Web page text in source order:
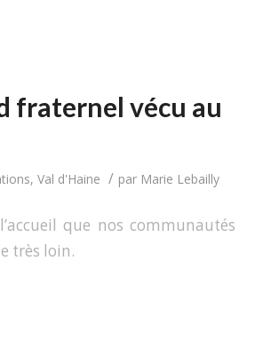
fraternel vécu au
, Val d'Haine / par Marie Lebailly
que nos communautés
très loin.